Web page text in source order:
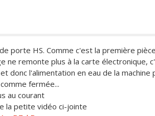
porte HS. Comme c'est la première
ne remonte plus à la carte électronique,
donc l'alimentation en eau de la machine
fermée...
au courant
la petite vidéo ci-jointe